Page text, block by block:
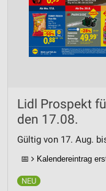
Lidl Prospekt
den 17.08.
Gültig von 17. Aug.
📅 Kalendereintrag